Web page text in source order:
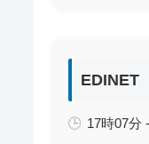
EDINET
17時07分